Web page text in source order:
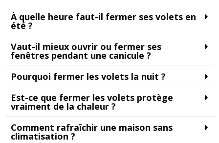
À quelle heure faut-il fermer ses volets en
été ?
Vaut-il mieux ouvrir ou fermer ses
fenêtres pendant une canicule ?
Pourquoi fermer les volets la nuit ?
Est-ce que fermer les volets protège
vraiment de la chaleur ?
Comment rafraîchir une maison sans
climatisation ?